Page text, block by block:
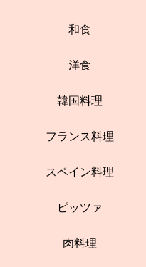
和食
洋食
韓国料理
フランス料理
スペイン料理
ピッツァ
肉料理